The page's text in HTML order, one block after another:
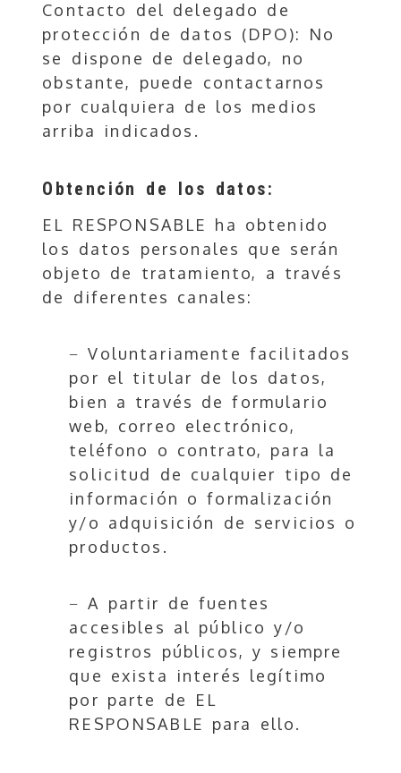
Contacto del delegado de
protección de datos (DPO): No
se dispone de delegado, no
obstante, puede contactarnos
por cualquiera de los medios
arriba indicados.
Obtención de los datos:
EL RESPONSABLE ha obtenido
los datos personales que serán
objeto de tratamiento, a través
de diferentes canales:
− Voluntariamente facilitados
por el titular de los datos,
bien a través de formulario
web, correo electrónico,
teléfono o contrato, para la
solicitud de cualquier tipo de
información o formalización
y/o adquisición de servicios o
productos.
− A partir de fuentes
accesibles al público y/o
registros públicos, y siempre
que exista interés legítimo
por parte de EL
RESPONSABLE para ello.